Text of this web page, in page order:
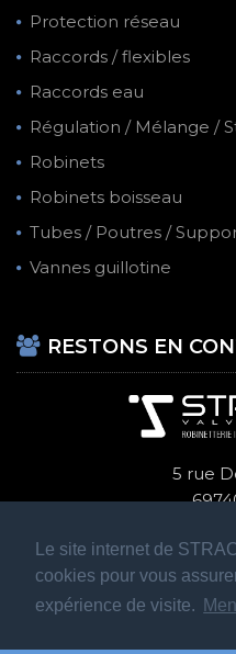
Le site internet de
cookies pour vous
expérience de visite.
Protection réseau
Raccords / flexibles
Raccords eau
Régulation / Mélange /
Robinets
Robinets boisseau
Tubes / Poutres /
Vannes guillotine
RESTONS EN
5 rue